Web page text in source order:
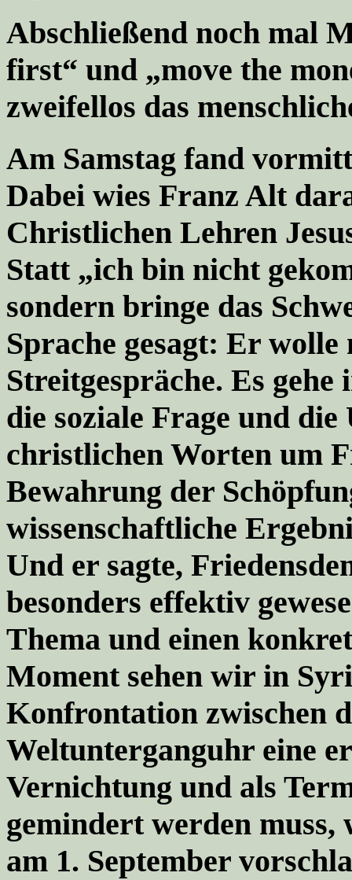
Abschließend noch mal
first“ und „move the
zweifellos das
Am Samstag fand
Dabei wies Franz Alt
Christlichen Lehren
Statt „ich bin nicht
sondern bringe das
Sprache gesagt: Er wolle
Streitgespräche. Es
die soziale Frage und
christlichen Worten um
Bewahrung der
wissenschaftliche
Und er sagte,
besonders effektiv
Thema und einen
Moment sehen wir in
Konfrontation zwischen
Weltunterganguhr eine
Vernichtung und als
gemindert werden muss,
am 1. September